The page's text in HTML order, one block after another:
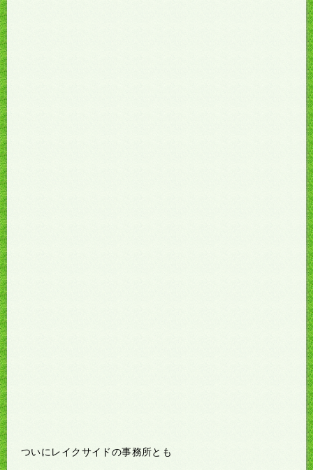
ついにレイクサイドの事務所とも